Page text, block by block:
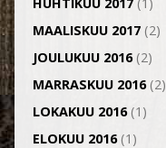
MAALISKUU 2017(2)
JOULUKUU 2016(2)
MARRASKUU 2016(2)
LOKAKUU 2016(1)
ELOKUU 2016(1)